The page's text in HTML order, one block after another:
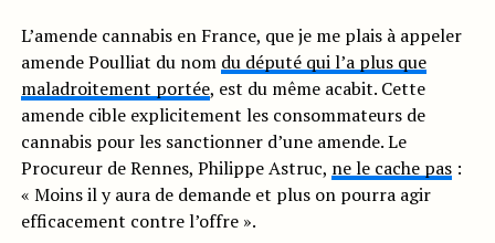
L’amende cannabis en France, que je me plais à appeler
amende Poulliat du nom du député qui l’a plus que
maladroitement portée, est du même acabit. Cette
amende cible explicitement les consommateurs de
cannabis pour les sanctionner d’une amende. Le
Procureur de Rennes, Philippe Astruc, ne le cache pas:
« Moins il y aura de demande et plus on pourra agir
efficacement contre l’offre ».